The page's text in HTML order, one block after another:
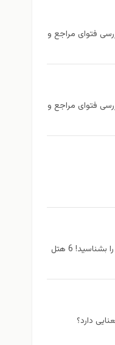
فتوای مراجع و
فتوای مراجع و
بهترین هتل تهران برای ماه عسل را بشناسید! 6 هتل
دارد؟